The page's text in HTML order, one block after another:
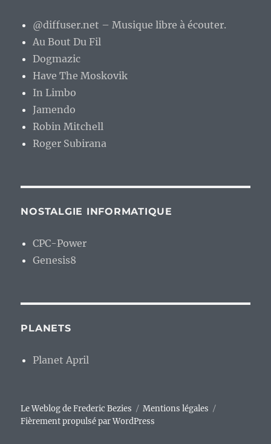
@diffuser.net – Musique libre à écouter.
Au Bout Du Fil
Dogmazic
Have The Moskovik
In Limbo
Jamendo
Robin Mitchell
Roger Subirana
NOSTALGIE INFORMATIQUE
CPC-Power
Genesis8
PLANETS
Planet April
Le Weblog de Frederic Bezies
Mentions légales
Fièrement propulsé par WordPress